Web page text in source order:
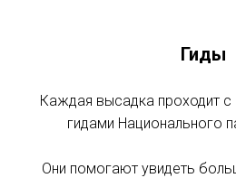
Гиды
Каждая высадка проходит
гидами Национального
Они помогают увидеть